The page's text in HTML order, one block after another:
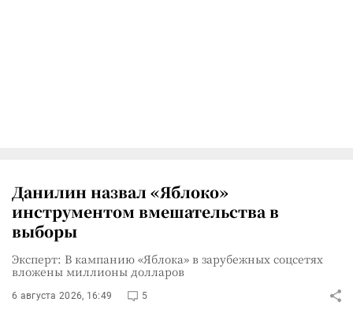
Данилин назвал «Яблоко»
инструментом вмешательства в
выборы
Эксперт: В кампанию «Яблока» в зарубежных соцсетях
вложены миллионы долларов
6 августа 2026, 16:49 5